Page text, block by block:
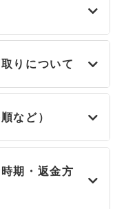
りについて
など）
期・返金方